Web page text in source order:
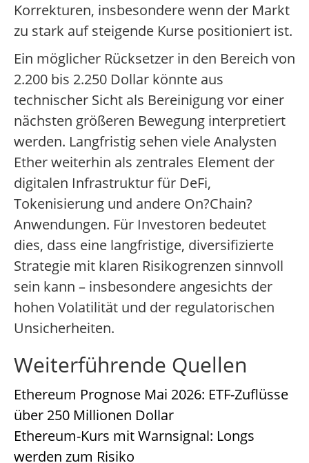
Korrekturen, insbesondere wenn der Markt
zu stark auf steigende Kurse positioniert ist.
Ein möglicher Rücksetzer in den Bereich von
2.200 bis 2.250 Dollar könnte aus
technischer Sicht als Bereinigung vor einer
nächsten größeren Bewegung interpretiert
werden. Langfristig sehen viele Analysten
Ether weiterhin als zentrales Element der
digitalen Infrastruktur für DeFi,
Tokenisierung und andere On?Chain?
Anwendungen. Für Investoren bedeutet
dies, dass eine langfristige, diversifizierte
Strategie mit klaren Risikogrenzen sinnvoll
sein kann – insbesondere angesichts der
hohen Volatilität und der regulatorischen
Unsicherheiten.
Weiterführende Quellen
Ethereum Prognose Mai 2026: ETF-Zuflüsse
über 250 Millionen Dollar
Ethereum-Kurs mit Warnsignal: Longs
werden zum Risiko